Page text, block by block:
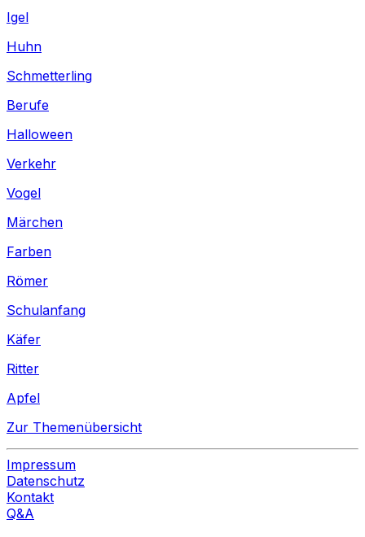
Igel
Huhn
Schmetterling
Berufe
Halloween
Verkehr
Vogel
Märchen
Farben
Römer
Schulanfang
Käfer
Ritter
Apfel
Zur Themenübersicht
Impressum
Datenschutz
Kontakt
Q&A